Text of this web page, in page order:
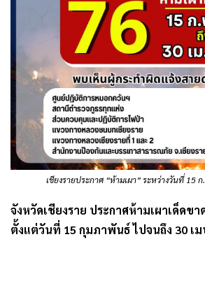
เชียงรายประกาศ “ห้ามเผา” ระหว่างวันที่ 15
จังหวัดเชียงราย ประกาศห้ามเผาเด็ดขา
ตั้งแต่วันที่ 15 กุมภาพันธ์ ไปจนถึง 30 เ